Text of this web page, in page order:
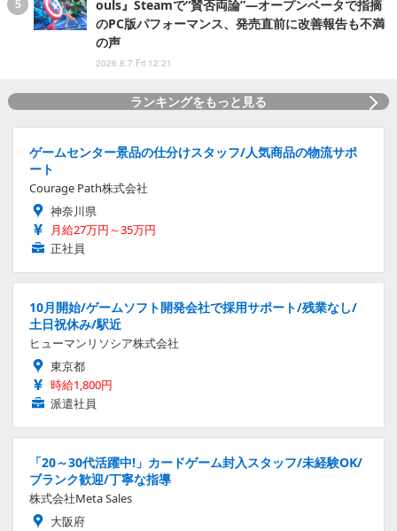
ouls』Steamで“賛否両論”―オープンベータで指摘
のPC版パフォーマンス、発売直前に改善報告も不満
の声
2026.8.7 Fri 12:21
ランキングをもっと見る
ゲームセンター景品の仕分けスタッフ/人気商品の物流サポ
ート
Courage Path株式会社
神奈川県
月給27万円～35万円
正社員
10月開始/ゲームソフト開発会社で採用サポート/残業なし/
土日祝休み/駅近
ヒューマンリソシア株式会社
東京都
時給1,800円
派遣社員
「20～30代活躍中!」カードゲーム封入スタッフ/未経験OK/
ブランク歓迎/丁寧な指導
株式会社Meta Sales
大阪府